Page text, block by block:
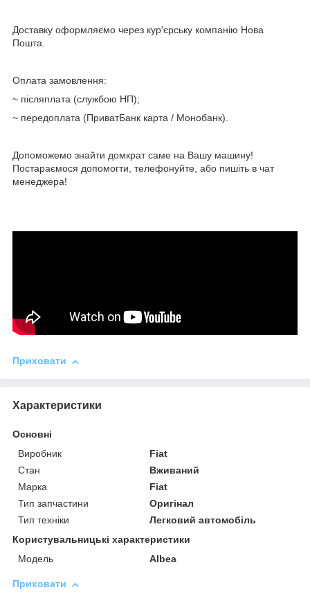
Доставку оформляємо через кур'єрську компанію Нова
Пошта.
Оплата замовлення:
~ післяплата (службою НП);
~ передоплата (ПриватБанк карта / Монобанк).
Допоможемо знайти домкрат саме на Вашу машину!
Постараємося допомогти, телефонуйте, або пишіть в чат
менеджера!
Приховати
Характеристики
Основні
Виробник
Fiat
Стан
Вживаний
Марка
Fiat
Тип запчастини
Оригінал
Тип техніки
Легковий автомобіль
Користувальницькі характеристики
Мoдель
Albea
Приховати